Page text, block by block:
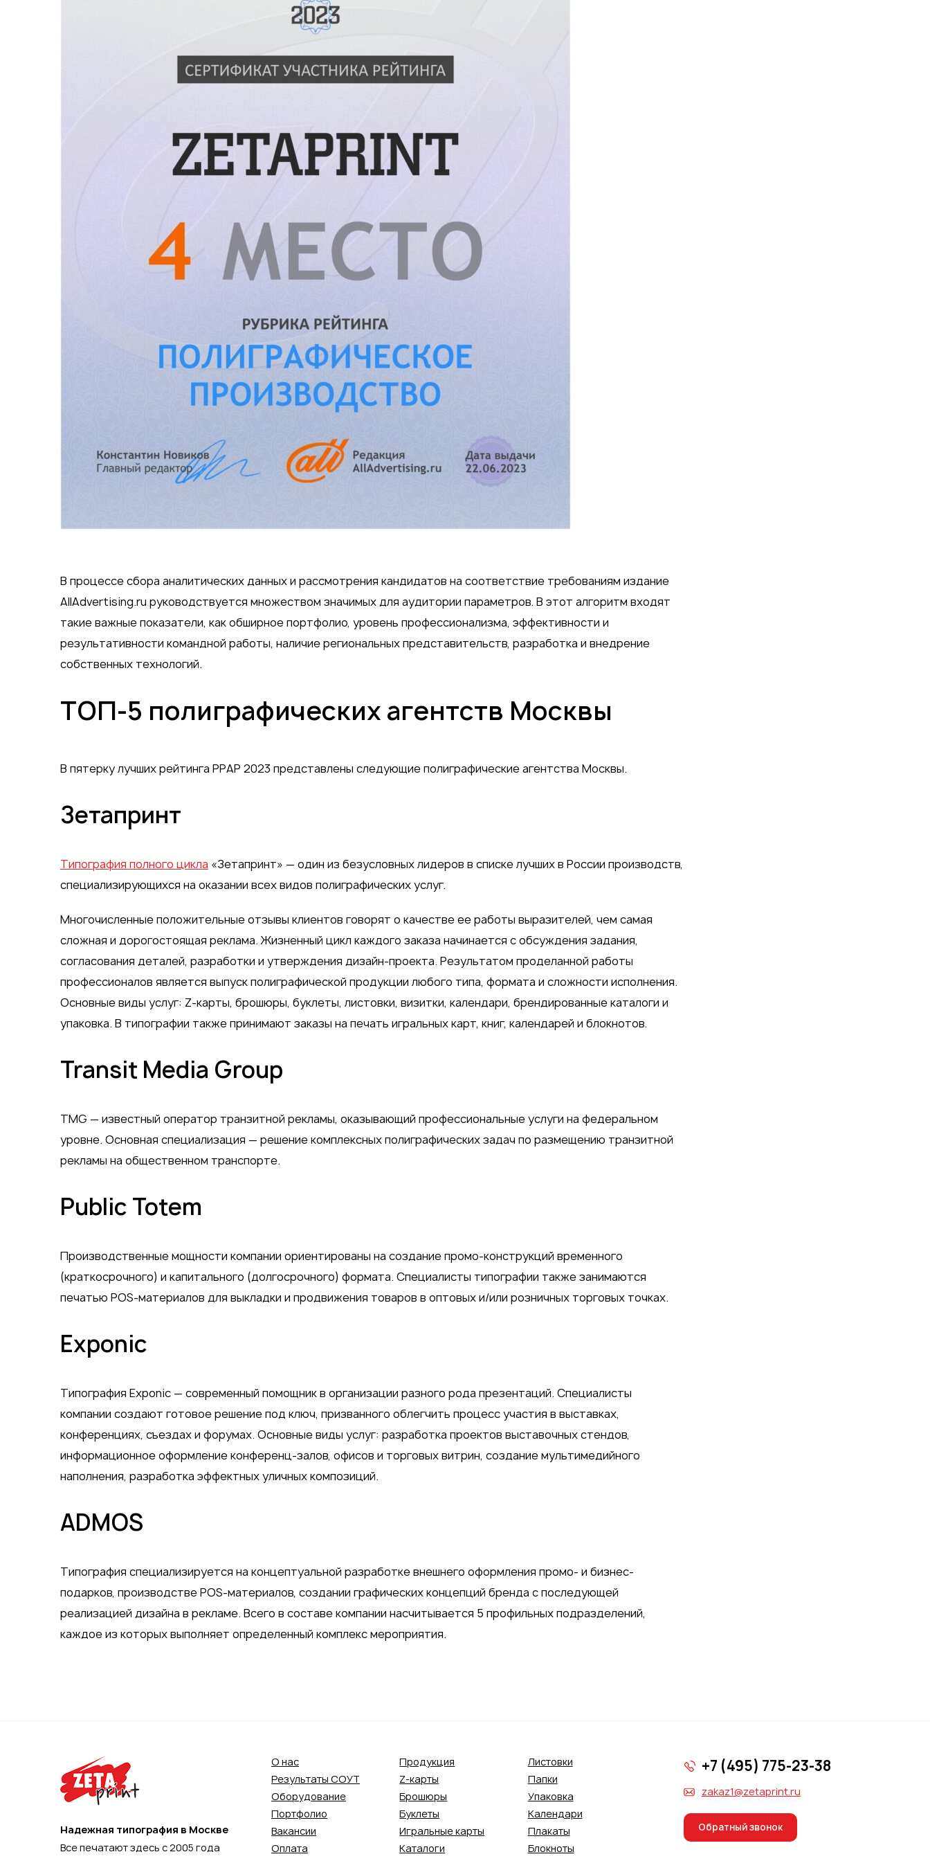
В процессе сбора аналитических данных и рассмотрения кандидатов на соответствие требованиям издание
AllAdvertising.ru руководствуется множеством значимых для аудитории параметров. В этот алгоритм входят
такие важные показатели, как обширное портфолио, уровень профессионализма, эффективности и
результативности командной работы, наличие региональных представительств, разработка и внедрение
собственных технологий.
ТОП-5 полиграфических агентств Москвы
В пятерку лучших рейтинга РРАР 2023 представлены следующие полиграфические агентства Москвы.
Зетапринт
Типография полного цикла «Зетапринт» — один из безусловных лидеров в списке лучших в России производств,
специализирующихся на оказании всех видов полиграфических услуг.
Многочисленные положительные отзывы клиентов говорят о качестве ее работы выразителей, чем самая
сложная и дорогостоящая реклама. Жизненный цикл каждого заказа начинается с обсуждения задания,
согласования деталей, разработки и утверждения дизайн-проекта. Результатом проделанной работы
профессионалов является выпуск полиграфической продукции любого типа, формата и сложности исполнения.
Основные виды услуг: Z-карты, брошюры, буклеты, листовки, визитки, календари, брендированные каталоги и
упаковка. В типографии также принимают заказы на печать игральных карт, книг, календарей и блокнотов.
Transit Media Group
TMG — известный оператор транзитной рекламы, оказывающий профессиональные услуги на федеральном
уровне. Основная специализация — решение комплексных полиграфических задач по размещению транзитной
рекламы на общественном транспорте.
Public Totem
Производственные мощности компании ориентированы на создание промо-конструкций временного
(краткосрочного) и капитального (долгосрочного) формата. Специалисты типографии также занимаются
печатью POS-материалов для выкладки и продвижения товаров в оптовых и/или розничных торговых точках.
Exponic
Типография Exponic — современный помощник в организации разного рода презентаций. Специалисты
компании создают готовое решение под ключ, призванного облегчить процесс участия в выставках,
конференциях, съездах и форумах. Основные виды услуг: разработка проектов выставочных стендов,
информационное оформление конференц-залов, офисов и торговых витрин, создание мультимедийного
наполнения, разработка эффектных уличных композиций.
ADMOS
Типография специализируется на концептуальной разработке внешнего оформления промо- и бизнес-
подарков, производстве POS-материалов, создании графических концепций бренда с последующей
реализацией дизайна в рекламе. Всего в составе компании насчитывается 5 профильных подразделений,
каждое из которых выполняет определенный комплекс мероприятия.
Надежная типография в Москве
Все печатают здесь с 2005 года
О нас
Результаты СОУТ
Оборудование
Портфолио
Вакансии
Оплата
Продукция
Z-карты
Брошюры
Буклеты
Игральные карты
Каталоги
Листовки
Папки
Упаковка
Календари
Плакаты
Блокноты
+7 (495) 775-23-38
zakaz1@zetaprint.ru
Обратный звонок